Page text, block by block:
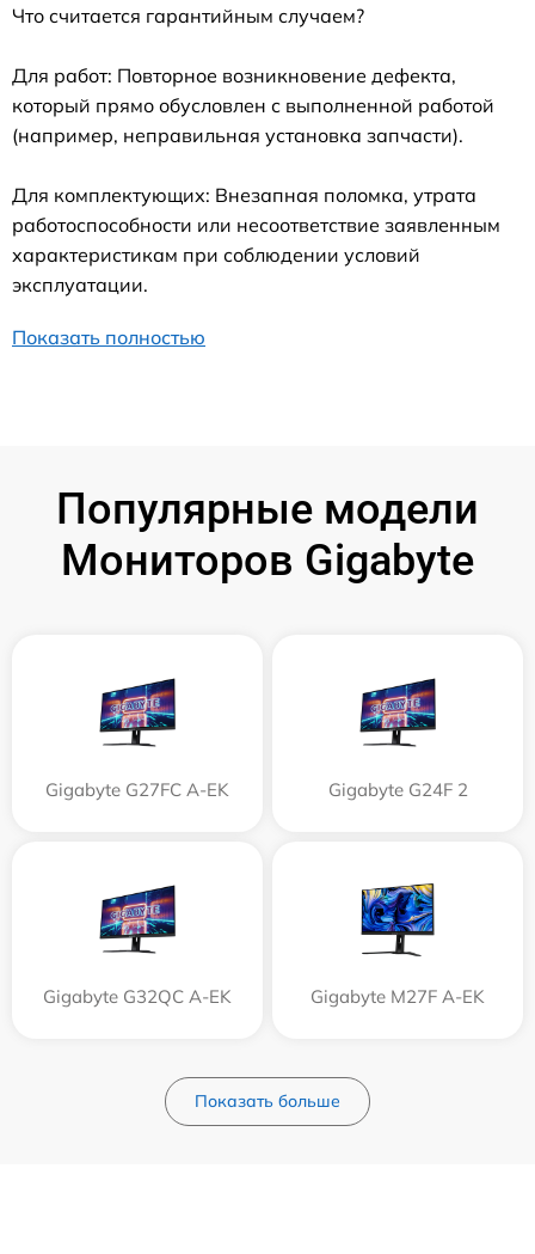
Что считается гарантийным случаем?
Для работ: Повторное возникновение дефекта,
который прямо обусловлен с выполненной работой
(например, неправильная установка запчасти).
Для комплектующих: Внезапная поломка, утрата
работоспособности или несоответствие заявленным
характеристикам при соблюдении условий
эксплуатации.
Показать полностью
Популярные модели
Мониторов Gigabyte
Gigabyte G27FC A-EK Gigabyte G24F 2
Gigabyte G32QC A-EK Gigabyte M27F A-EK
Показать больше